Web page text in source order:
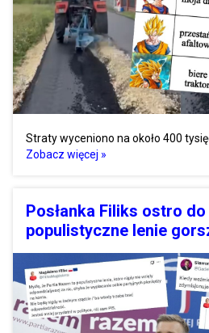
Straty wyceniono na około 400
Zobacz więcej »
Posłanka Filiks ostro
populistyczne lenie